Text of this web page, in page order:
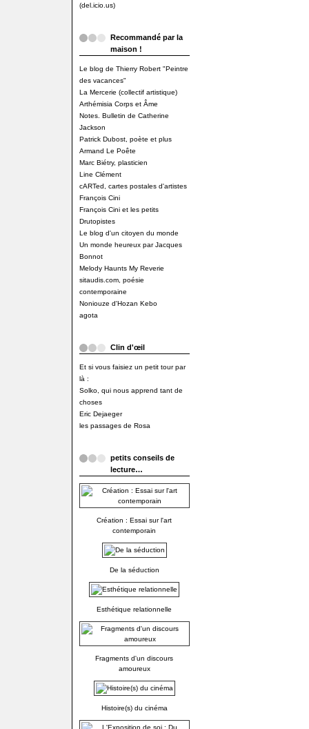
(del.icio.us)
Recommandé par la
maison !
Le blog de Thierry Robert "Peintre
des vacances"
La Mercerie (collectif artistique)
Arthémisia Corps et Âme
Notes. Bulletin de Catherine
Jackson
Patrick Dubost, poète et plus
Armand Le Poête
Marc Biétry, plasticien
Line Clément
cARTed, cartes postales d'artistes
François Cini
François Cini et les petits
Drutopistes
Le blog d'un citoyen du monde
Un monde heureux par Jacques
Bonnot
Melody Haunts My Reverie
sitaudis.com, poésie
contemporaine
Noniouze d'Hozan Kebo
agota
Clin d'œil
Et si vous faisiez un petit tour par
là :
Solko, qui nous apprend tant de
choses
Eric Dejaeger
les passages de Rosa
petits conseils de
lecture…
Création : Essai sur l'art
contemporain
De la séduction
Esthétique relationnelle
Fragments d'un discours
amoureux
Histoire(s) du cinéma